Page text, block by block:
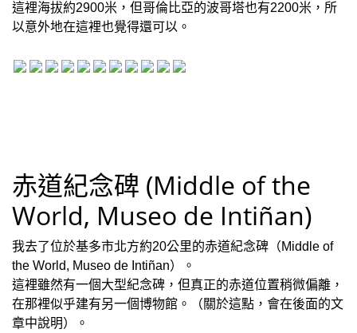
這裡海拔約2900米，但哥倫比亞的波哥塔也有2200米，所
以意外地在這裡也覺得還可以。
赤道紀念碑 (Middle of the
World, Museo de Intiñan)
我去了位於基多市北方約20公里的赤道紀念碑（Middle of
the World, Museo de Intiñan）。
這裡雖然有一個大型紀念碑，但真正的赤道位置稍微偏離，
在那裡似乎建有另一個博物館。（關於這點，會在後面的文
章中說明）。